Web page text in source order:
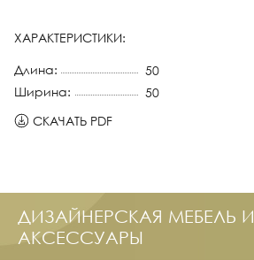
ХАРАКТЕРИСТИКИ:
Длина:
50
Ширина:
50
СКАЧАТЬ PDF
ДИЗАЙНЕРСКАЯ МЕБЕЛЬ И
АКСЕССУАРЫ